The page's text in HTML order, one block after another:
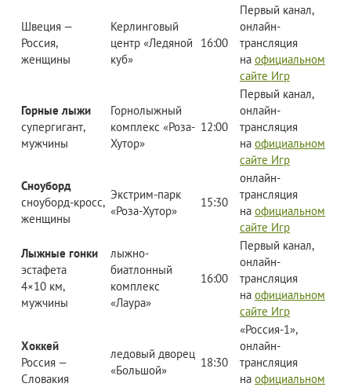
Швеция —
Россия,
женщины
Керлинговый
центр «Ледяной
куб»
16:00
Первый канал,
онлайн-
трансляция
на официальном
сайте Игр
Горные лыжи
супергигант,
мужчины
Горнолыжный
комплекс «Роза-
Хутор»
12:00
Первый канал,
онлайн-
трансляция
на официальном
сайте Игр
Сноуборд
сноуборд-кросс,
женщины
Экстрим-парк
«Роза-Хутор»
15:30
онлайн-
трансляция
на официальном
сайте Игр
Лыжные гонки
эстафета
4×10 км,
мужчины
лыжно-
биатлонный
комплекс
«Лаура»
16:00
Первый канал,
онлайн-
трансляция
на официальном
сайте Игр
Хоккей
Россия —
Словакия
ледовый дворец
«Большой»
18:30
«Россия-1»,
онлайн-
трансляция
на официальном